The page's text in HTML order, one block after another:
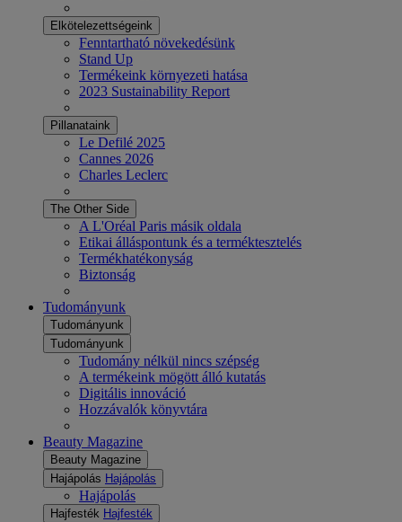
Elkötelezettségeink
Fenntartható növekedésünk
Stand Up
Termékeink környezeti hatása
2023 Sustainability Report
Pillanataink
Le Defilé 2025
Cannes 2026
Charles Leclerc
The Other Side
A L'Oréal Paris másik oldala
Etikai álláspontunk és a terméktesztelés
Termékhatékonyság
Biztonság
Tudományunk
Tudományunk
Tudományunk
Tudomány nélkül nincs szépség
A termékeink mögött álló kutatás
Digitális innováció
Hozzávalók könyvtára
Beauty Magazine
Beauty Magazine
Hajápolás Hajápolás
Hajápolás
Hajfesték Hajfesték